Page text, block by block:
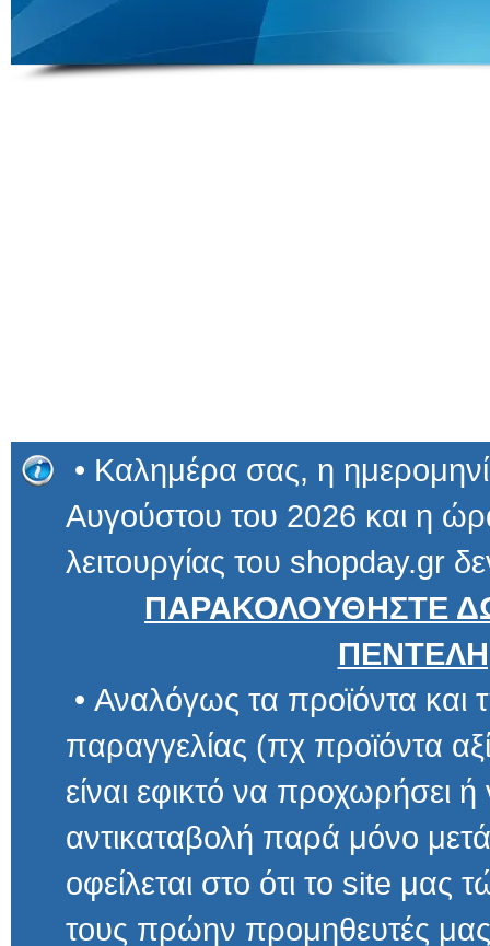
• Καλημέρα σας, η
Αυγούστου του 2026 και η
λειτουργίας του shopday.gr
ΠΑΡΑΚΟΛΟΥΘΗΣΤΕ
• Αναλόγως τα προϊόντα και
παραγγελίας (πχ προϊόντα αξίας
είναι εφικτό να προχωρήσει ή να
αντικαταβολή παρά μόνο μετά
οφείλεται στο ότι το site μας τώρα
τους πρώην προμηθευτές μας